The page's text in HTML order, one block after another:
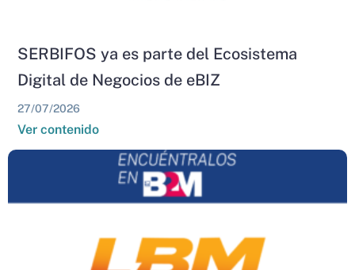
SERBIFOS ya es parte del Ecosistema
Digital de Negocios de eBIZ
27/07/2026
Ver contenido